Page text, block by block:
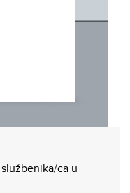
ca u